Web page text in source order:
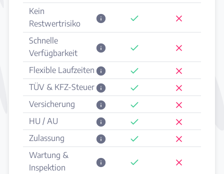
Kein
Restwertrisiko
Schnelle
Verfügbarkeit
Flexible Laufzeiten
TÜV & KFZ-Steuer
Versicherung
HU / AU
Zulassung
Wartung &
Inspektion